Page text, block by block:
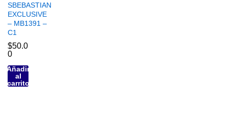
SBEBASTIAN
EXCLUSIVE
– MB1391 –
C1
$50.0
0
Añadir
al
carrito